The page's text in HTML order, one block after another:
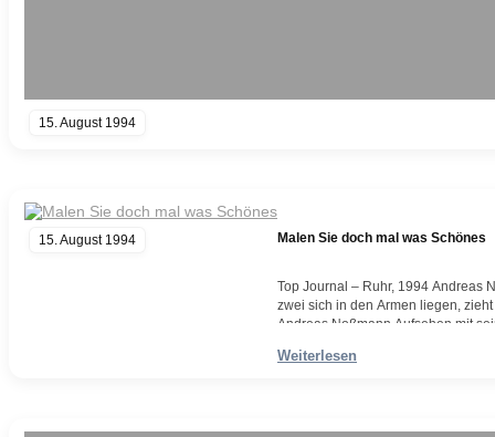
15. August 1994
15. August 1994 Malen Sie doch mal was Schönes
Top Journal – Ruhr, 1994 Andreas
zwei sich in den Armen liegen,
Andreas Noßmann Aufsehen mit
Weiterlesen
Weiterlesen